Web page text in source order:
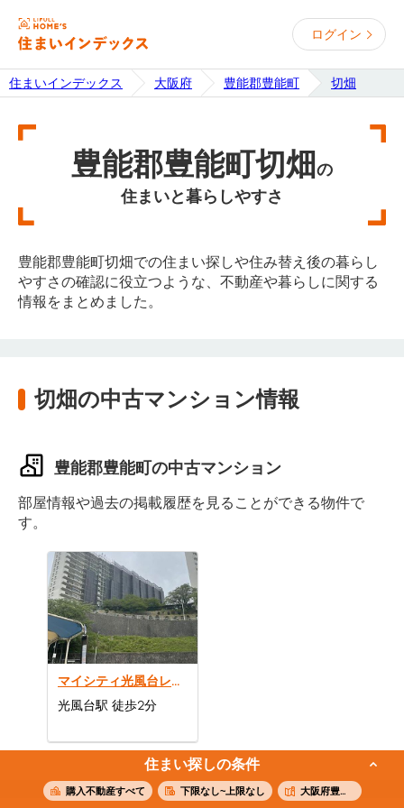
ログイン
住まいインデックス 大阪府 豊能郡豊能町 切畑
豊能郡豊能町切畑 の
住まいと暮らしやすさ
豊能郡豊能町切畑での住まい探しや住み替え後の暮らし
やすさの確認に役立つような、不動産や暮らしに関する
情報をまとめました。
切畑の中古マンション情報
豊能郡豊能町の中古マンション
部屋情報や過去の掲載履歴を見ることができる物件で
す。
マイシティ光風台レックスマンション2号棟
光風台駅 徒歩2分
住まい探しの条件
購入不動産すべて 下限なし~上限なし 大阪府豊能郡豊能町切畑